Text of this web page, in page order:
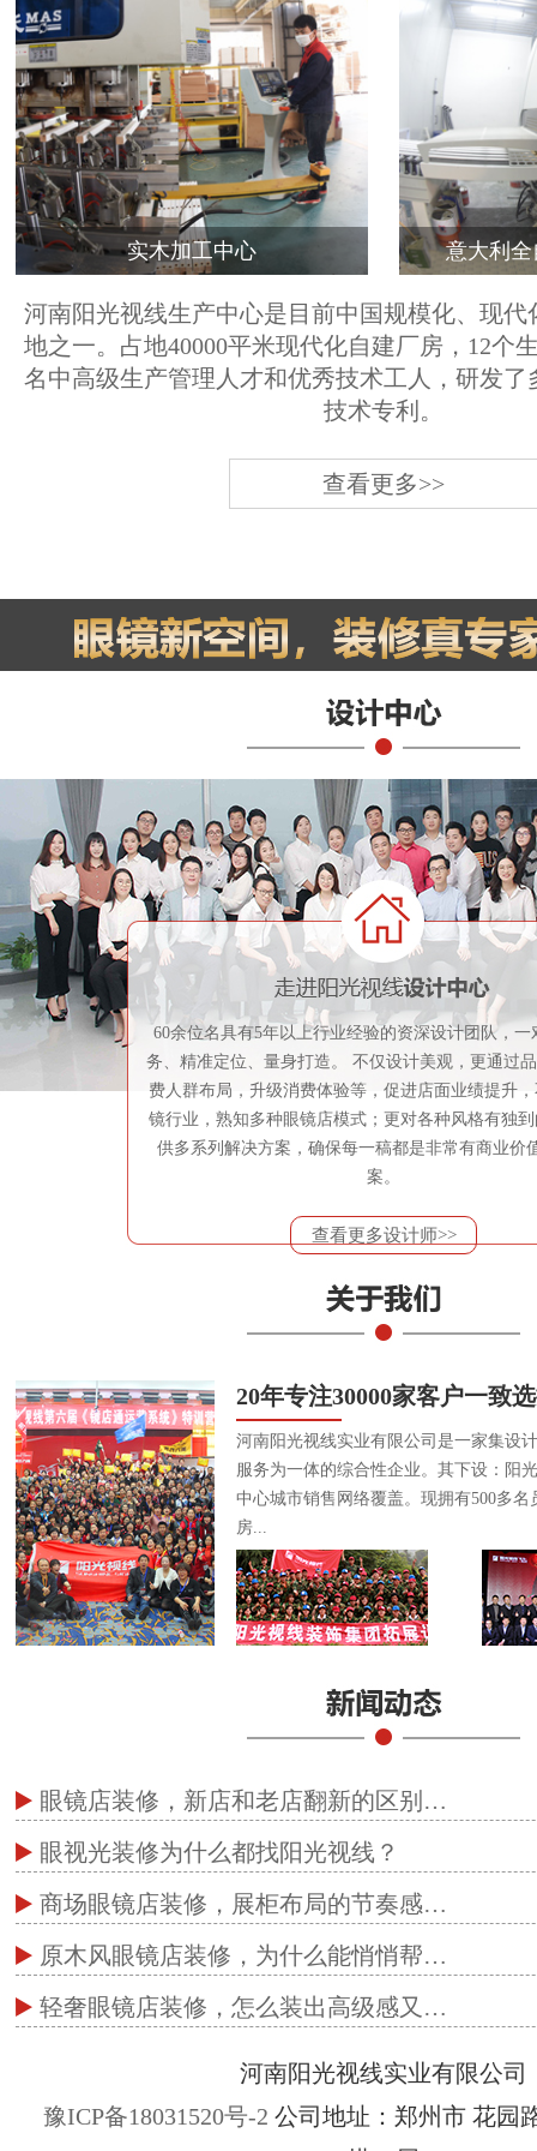
实木加工中心 意大利
河南阳光视线生产中心是目前中国规模化、现代
地之一。占地40000平米现代化自建厂房，12个
名中高级生产管理人才和优秀技术工人，研发了
技术专利。
查看更多>>
60余位名具有5年以上行业经验的资深设计团队，一
务、精准定位、量身打造。 不仅设计美观，更通过
费人群布局，升级消费体验等，促进店面业绩提升
镜行业，熟知多种眼镜店模式；更对各种风格有独
供多系列解决方案，确保每一稿都是非常有商业价
案。
查看更多设计师>>
20年专注30000家客户一致
河南阳光视线实业有限公司是一家集设
服务为一体的综合性企业。其下设：阳
中心城市销售网络覆盖。现拥有500多
房...
眼镜店装修，新店和老店翻新的区别…
眼视光装修为什么都找阳光视线？
商场眼镜店装修，展柜布局的节奏感…
原木风眼镜店装修，为什么能悄悄帮…
轻奢眼镜店装修，怎么装出高级感又…
河南阳光视线实业有限公司
豫ICP备18031520号-2 公司地址：郑州市 花园